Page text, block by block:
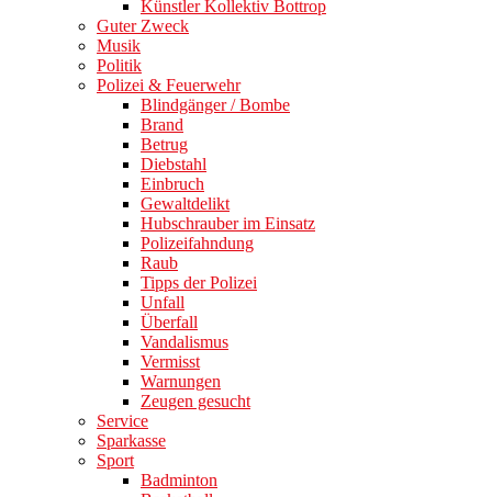
Künstler Kollektiv Bottrop
Guter Zweck
Musik
Politik
Polizei & Feuerwehr
Blindgänger / Bombe
Brand
Betrug
Diebstahl
Einbruch
Gewaltdelikt
Hubschrauber im Einsatz
Polizeifahndung
Raub
Tipps der Polizei
Unfall
Überfall
Vandalismus
Vermisst
Warnungen
Zeugen gesucht
Service
Sparkasse
Sport
Badminton